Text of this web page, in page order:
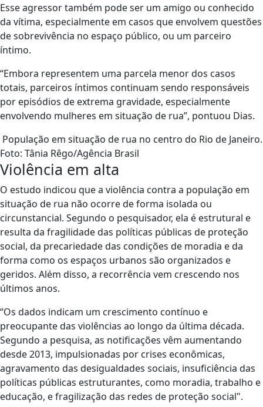
Esse agressor também pode ser um amigo ou conhecido
da vítima, especialmente em casos que envolvem questões
de sobrevivência no espaço público, ou um parceiro
íntimo.
“Embora representem uma parcela menor dos casos
totais, parceiros íntimos continuam sendo responsáveis
por episódios de extrema gravidade, especialmente
envolvendo mulheres em situação de rua”, pontuou Dias.
População em situação de rua no centro do Rio de Janeiro.
Foto: Tânia Rêgo/Agência Brasil
Violência em alta
O estudo indicou que a violência contra a população em
situação de rua não ocorre de forma isolada ou
circunstancial. Segundo o pesquisador, ela é estrutural e
resulta da fragilidade das políticas públicas de proteção
social, da precariedade das condições de moradia e da
forma como os espaços urbanos são organizados e
geridos. Além disso, a recorrência vem crescendo nos
últimos anos.
“Os dados indicam um crescimento contínuo e
preocupante das violências ao longo da última década.
Segundo a pesquisa, as notificações vêm aumentando
desde 2013, impulsionadas por crises econômicas,
agravamento das desigualdades sociais, insuficiência das
políticas públicas estruturantes, como moradia, trabalho e
educação, e fragilização das redes de proteção social".